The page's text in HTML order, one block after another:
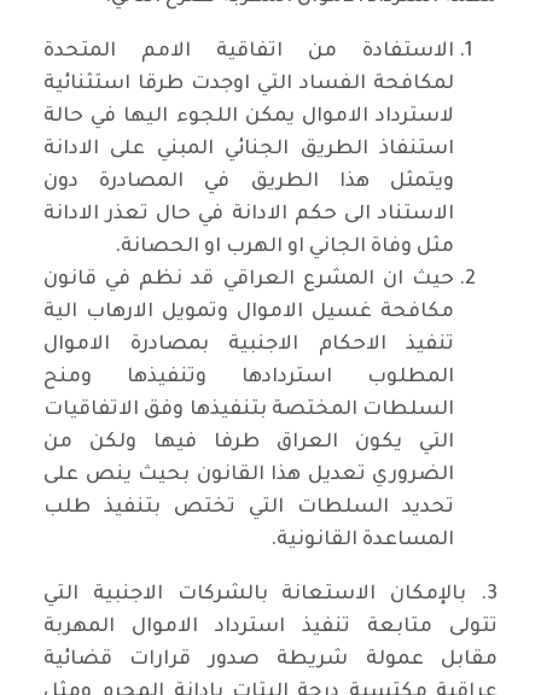
الاستفادة من اتفاقية الامم المتحدة
لمكافحة الفساد التي اوجدت طرقا استثنائية
لاسترداد الاموال يمكن اللجوء اليها في حالة
استنفاذ الطريق الجنائي المبني على الادانة
ويتمثل هذا الطريق في المصادرة دون
الاستناد الى حكم الادانة في حال تعذر الادانة
مثل وفاة الجاني او الهرب او الحصانة.
حيث ان المشرع العراقي قد نظم في قانون
مكافحة غسيل الاموال وتمويل الارهاب الية
تنفيذ الاحكام الاجنبية بمصادرة الاموال
المطلوب استردادها وتنفيذها ومنح
السلطات المختصة بتنفيذها وفق الاتفاقيات
التي يكون العراق طرفا فيها ولكن من
الضروري تعديل هذا القانون بحيث ينص على
تحديد السلطات التي تختص بتنفيذ طلب
المساعدة القانونية.
3. بالإمكان الاستعانة بالشركات الاجنبية التي
تتولى متابعة تنفيذ استرداد الاموال المهربة
مقابل عمولة شريطة صدور قرارات قضائية